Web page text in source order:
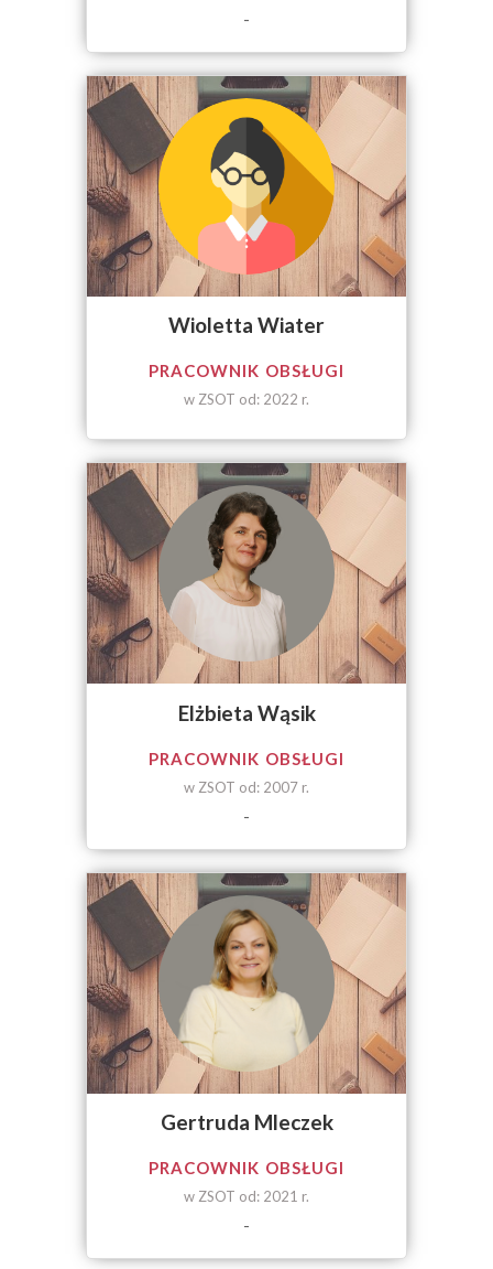
-
Wioletta Wiater
PRACOWNIK OBSŁUGI
w ZSOT od: 2022 r.
Elżbieta Wąsik
PRACOWNIK OBSŁUGI
w ZSOT od: 2007 r.
-
Gertruda Mleczek
PRACOWNIK OBSŁUGI
w ZSOT od: 2021 r.
-